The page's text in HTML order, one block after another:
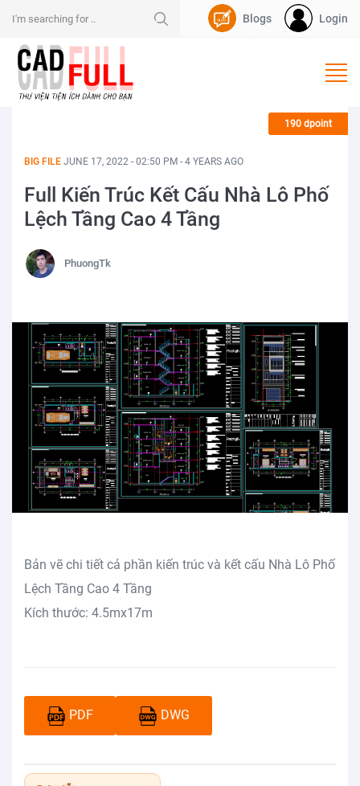
Login
Blogs
BIG FILE JUNE 17, 2022 - 02:50 PM - 4 YEARS AGO
Full Kiến Trúc Kết Cấu Nhà Lô Phố
Lệch Tầng Cao 4 Tầng
PhuongTk
190 dpoint
Bản vẽ chi tiết cả phần kiến trúc và kết cấu Nhà Lô Phố
Lệch Tầng Cao 4 Tầng
Kích thước: 4.5mx17m
PDF DWG